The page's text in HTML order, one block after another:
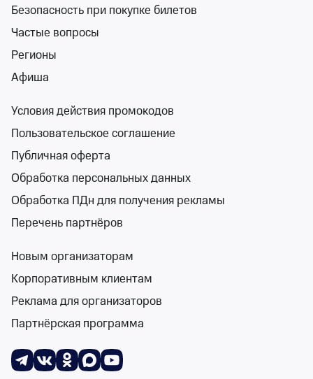
вс 18 окт, 20:00
вс 18 октября, 20:00
Концерты
Современный джаз - Трио «ЕЛС.» («ELS.»)
вс 23 авг, 18:00
Джаз-клуб «EverJazz»
от 1 200 ₽
Концерты, Классика
Билеты от 1 200 ₽
Безопасность при покупке билетов
Частые вопросы
Регионы
Афиша
Условия действия промокодов
Пользовательское соглашение
Публичная оферта
Обработка персональных данных
Обработка ПДн для получения рекламы
Перечень партнёров
Новым организаторам
Корпоративным клиентам
Реклама для организаторов
Партнёрская программа